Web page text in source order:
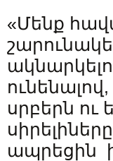
«Մենք
սրբերն ու
ապրեցին